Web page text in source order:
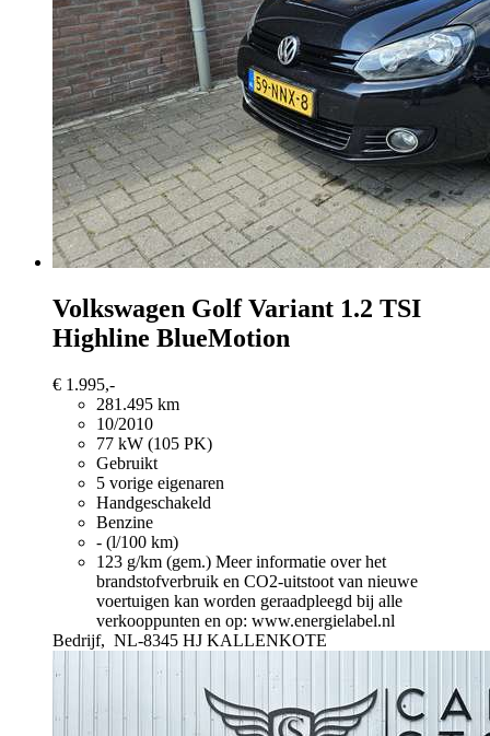
Volkswagen Golf Variant 1.2 TSI
Highline BlueMotion
€ 1.995,-
281.495 km
10/2010
77 kW (105 PK)
Gebruikt
5 vorige eigenaren
Handgeschakeld
Benzine
- (l/100 km)
123 g/km (gem.) Meer informatie over het
brandstofverbruik en CO2-uitstoot van nieuwe
voertuigen kan worden geraadpleegd bij alle
verkooppunten en op: www.energielabel.nl
Bedrijf, NL-8345 HJ KALLENKOTE